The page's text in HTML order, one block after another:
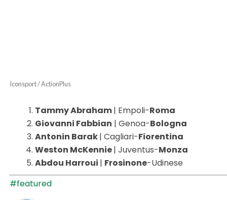
Iconsport / ActionPlus
Tammy Abraham| Empoli-Roma
Giovanni Fabbian | Genoa-Bologna
Antonin Barak| Cagliari-Fiorentina
Weston McKennie| Juventus-Monza
Abdou Harroui | Frosinone-Udinese
#featured